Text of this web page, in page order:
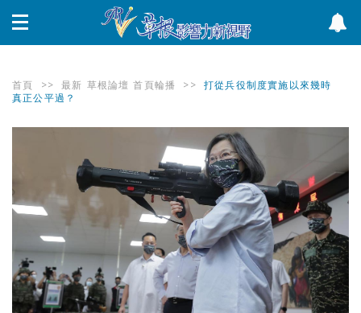
首頁 >> 最新 草根論壇 首頁輪播 >> 打從兵役制度實施以來幾時
真正公平過？